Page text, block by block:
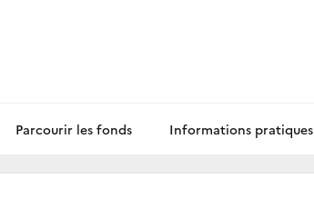
Parcourir les fonds Informations pratiques